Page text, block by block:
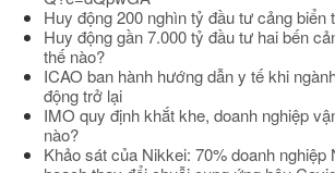
Huy động 200 nghìn tỷ đầu tư cảng biển
Huy động gần 7.000 tỷ đầu tư hai bến
thế nào?
ICAO ban hành hướng dẫn y tế khi
động trở lại
IMO quy định khắt khe, doanh nghiệp
nào?
Khảo sát của Nikkei: 70% doanh nghiệp